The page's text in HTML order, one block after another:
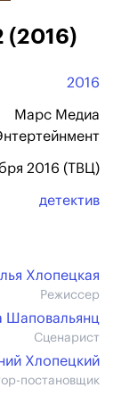
(2016)
2016
Марс Медиа
2016 (ТВЦ)
детектив
Хлопецкая
Режиссер
Шаповальянц
Сценарист
Хлопецкий
постановщик